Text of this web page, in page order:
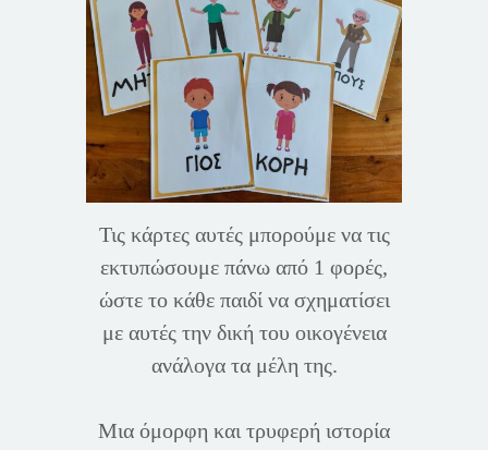
Τις κάρτες αυτές μπορούμε να τις
εκτυπώσουμε πάνω από 1 φορές,
ώστε το κάθε παιδί να σχηματίσει
με αυτές την δική του οικογένεια
ανάλογα τα μέλη της.
Μια όμορφη και τρυφερή ιστορία